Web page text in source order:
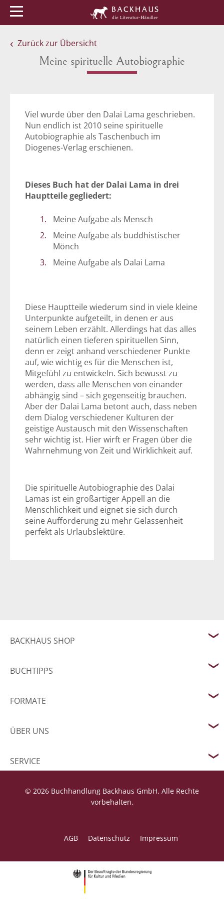
Zurück zur Übersicht
Meine spirituelle Autobiographie
Viel wurde über den Dalai Lama geschrieben.
Nun endlich ist 2010 seine spirituelle
Autobiographie als Taschenbuch im
Diogenes-Verlag erschienen.
Dieses Buch hat der Dalai Lama in drei
Hauptteile gegliedert:
Meine Aufgabe als Mensch
Meine Aufgabe als buddhistischer
Mönch
Meine Aufgabe als Dalai Lama
Diese Hauptteile wiederum sind in viele kleine
Unterpunkte aufgeteilt, in denen er aus
seinem Leben erzählt. Allerdings hat das alles
natürlich einen tieferen spirituellen Sinn,
denn er zeigt anhand verschiedener Punkte
auf, wie wichtig es für die Menschen ist,
Mitgefühl zu entwickeln. Sich bewusst zu
werden, dass alle Menschen von einander
abhängig sind – sich gegenseitig brauchen.
Aber der Dalai Lama betont auch, dass neben
dem Dialog verschiedener Kulturen der
geistige Austausch mit den Wissenschaften
sehr wichtig ist. Hier wirft er Fragen über die
Wahrnehmung von Zeit und Wirklichkeit auf.
Die spirituelle Autobiographie des Dalai
Lamas ist ein großartiger Appell an die
Menschlichkeit und eignet sie sich durch
seine Aufforderung zu mehr Gelassenheit
perfekt als Urlaubslektüre.
BACKHAUS SHOP
BUCHTIPPS
FORMATE
ÜBER UNS
SERVICE
© 2026 Buchhandlung Backhaus GmbH. Alle Rechte
vorbehalten.
AGB Datenschutz Impressum